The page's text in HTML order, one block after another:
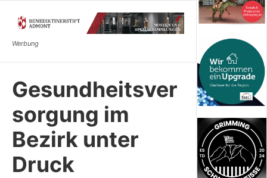
Gesundheitsver
sorgung im
Bezirk unter
Druck